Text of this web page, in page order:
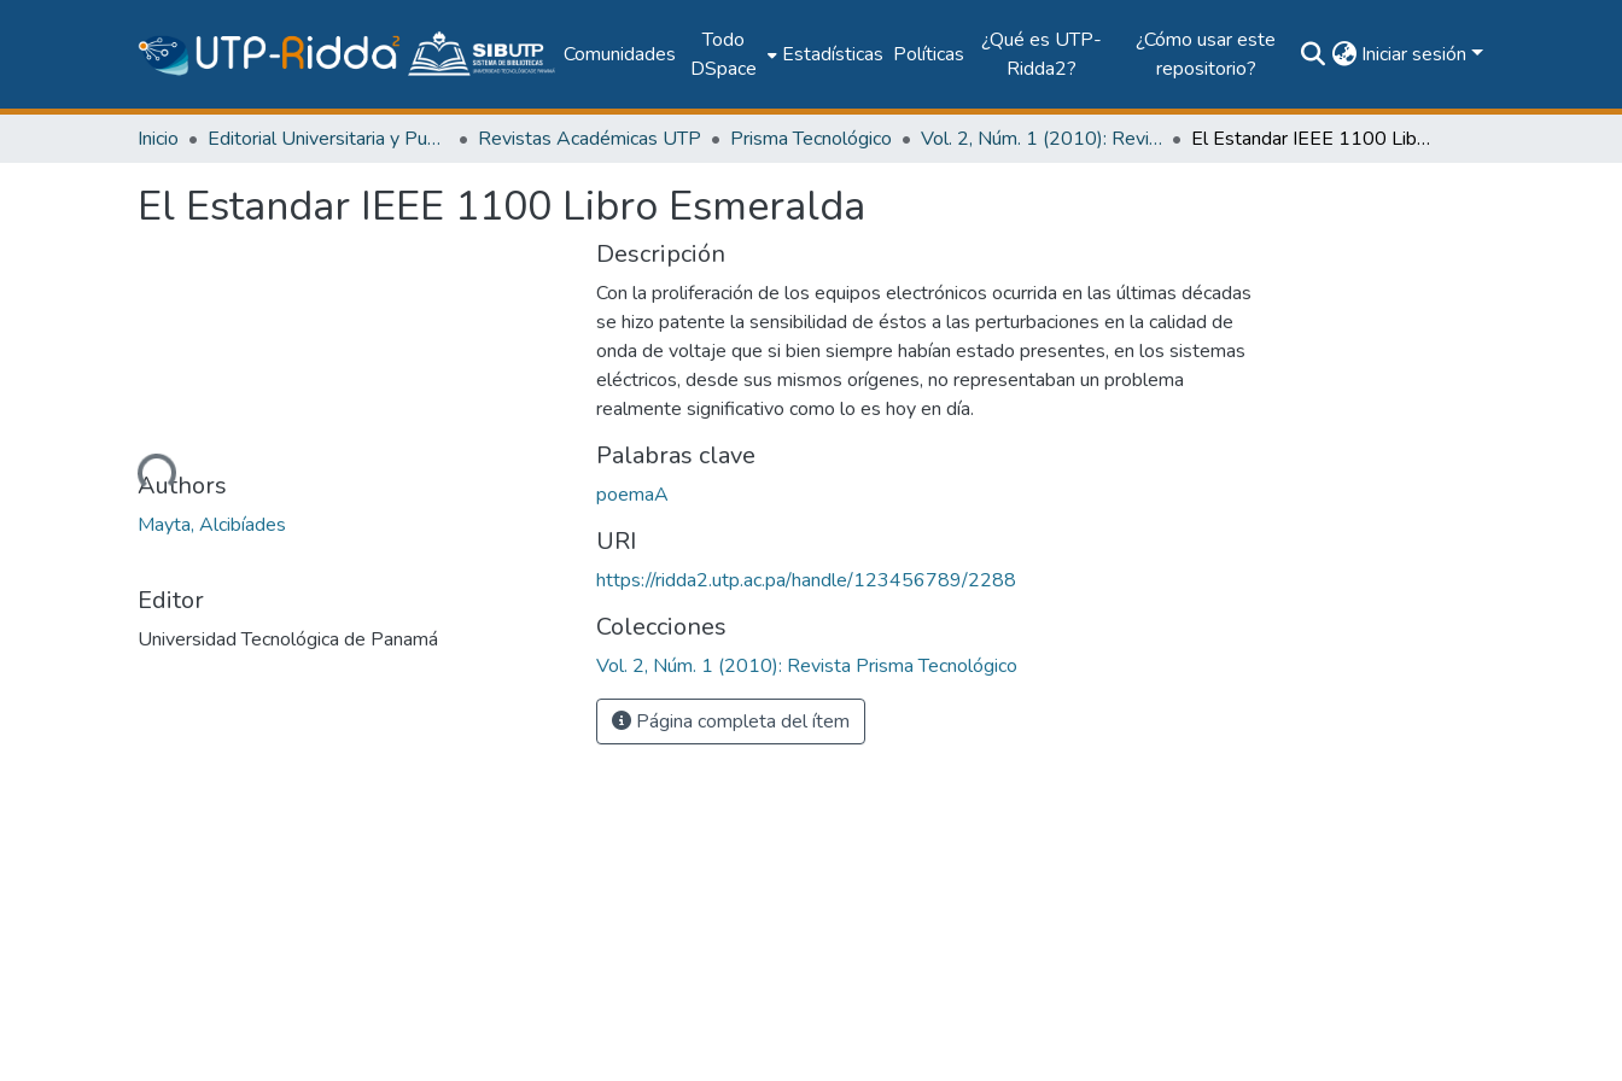
Comunidades
Todo
DSpace
Estadísticas Políticas
¿Qué es UTP-
Ridda2?
¿Cómo usar este
repositorio?
Iniciar sesión
Inicio Editorial Universitaria y Publicaciones Seriadas Revistas Académicas UTP Prisma Tecnológico Vol. 2, Núm. 1 (2010): Revista Prisma Tecnológico El Estandar IEEE 1100 Libro Esmeralda
El Estandar IEEE 1100 Libro Esmeralda
Cargando...Authors
Mayta, Alcibíades
Editor
Universidad Tecnológica de Panamá
Descripción
Con la proliferación de los equipos electrónicos ocurrida en las últimas décadas
se hizo patente la sensibilidad de éstos a las perturbaciones en la calidad de
onda de voltaje que si bien siempre habían estado presentes, en los sistemas
eléctricos, desde sus mismos orígenes, no representaban un problema
realmente significativo como lo es hoy en día.
Palabras clave
poemaA
URI
https://ridda2.utp.ac.pa/handle/123456789/2288
Colecciones
Vol. 2, Núm. 1 (2010): Revista Prisma Tecnológico
Página completa del ítem